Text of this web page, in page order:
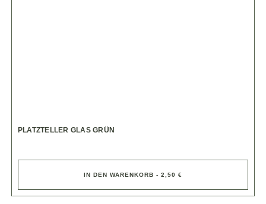
PLATZTELLER GLAS GRÜN
IN DEN WARENKORB - 2,50 €